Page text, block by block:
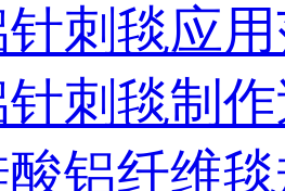
刺毯应
刺毯制
铝纤维